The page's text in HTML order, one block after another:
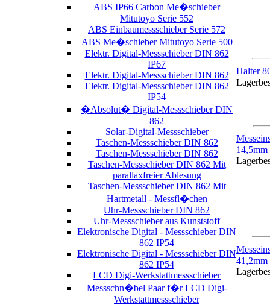
ABS IP66 Carbon Me�schieber
Mitutoyo Serie 552
ABS Einbaumessschieber Serie 572
ABS Me�schieber Mitutoyo Serie 500
Elektr. Digital-Messschieber DIN 862
IP67
Elektr. Digital-Messschieber DIN 862
Elektr. Digital-Messschieber DIN 862
IP54
�Absolut� Digital-Messschieber DIN
862
Solar-Digital-Messschieber
Taschen-Messschieber DIN 862
Taschen-Messschieber DIN 862
Taschen-Messschieber DIN 862 Mit
parallaxfreier Ablesung
Taschen-Messschieber DIN 862 Mit
Hartmetall - Messfl�chen
Uhr-Messschieber DIN 862
Uhr-Messschieber aus Kunststoff
Elektronische Digital - Messschieber DIN
862 IP54
Elektronische Digital - Messschieber DIN
862 IP54
LCD Digi-Werkstattmessschieber
Messschn�bel Paar f�r LCD Digi-
Werkstattmessschieber
Halter
14,5mm
41,2mm